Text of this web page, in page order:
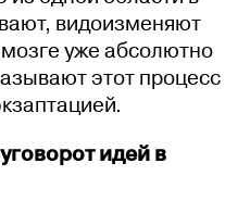
видоизменяют
уже абсолютно
этот процесс
идей в